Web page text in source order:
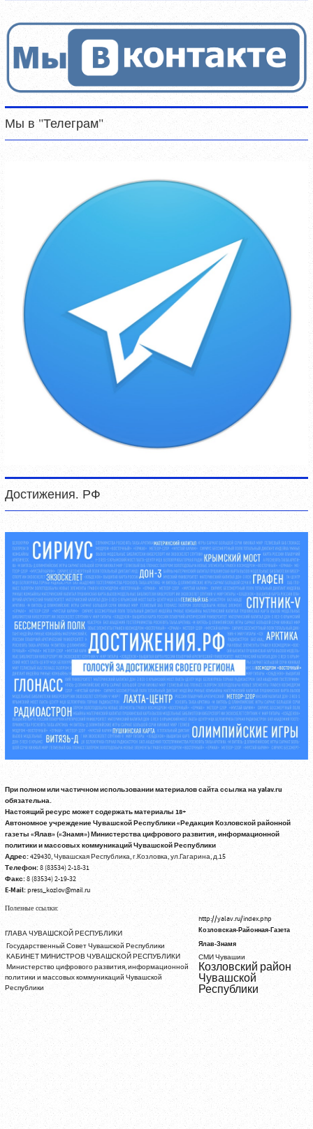
Мы в "Телеграм"
Достижения. РФ
При полном или частичном использовании материалов сайта ссылка на yalav.ru
обязательна.
Настоящий ресурс может содержать материалы 18+
Автономное учреждение Чувашской Республики «Редакция Козловской районной
газеты «Ялав» («Знамя») Министерства цифрового развития, информационной
политики и массовых коммуникаций Чувашской Республики
Адрес:429430, Чувашская Республика, г.Козловка, ул.Гагарина, д.15
Телефон:8 (83534) 2-18-31
Факс:8 (83534) 2-19-32
E-Mail:press_kozlov@mail.ru
Полезные ссылки:
ГЛАВА ЧУВАШСКОЙ РЕСПУБЛИКИ
Государственный Совет Чувашской Республики
КАБИНЕТ МИНИСТРОВ ЧУВАШСКОЙ РЕСПУБЛИКИ
Министерство цифрового развития, информационной
политики и массовых коммуникаций Чувашской
Республики
http://yalav.ru/index.php
Козловская-Районная-Газета
Ялав-Знамя
СМИ Чувашии
Козловский район
Чувашской
Республики